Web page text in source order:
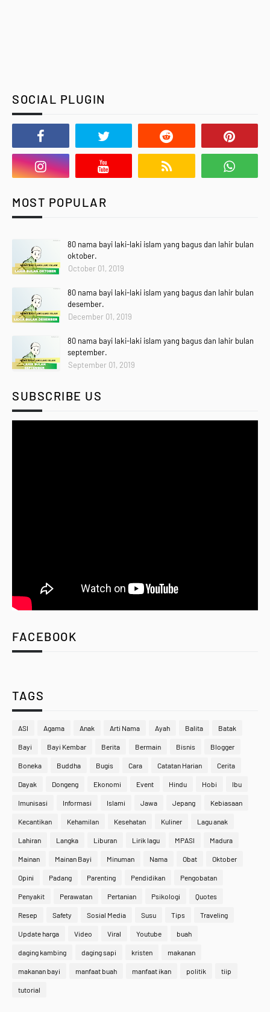
SOCIAL PLUGIN
MOST POPULAR
80 nama bayi laki-laki islam yang bagus dan lahir bulan
oktober.
October 01, 2019
80 nama bayi laki-laki islam yang bagus dan lahir bulan
desember.
December 01, 2019
80 nama bayi laki-laki islam yang bagus dan lahir bulan
september.
September 01, 2019
SUBSCRIBE US
FACEBOOK
TAGS
ASI Agama Anak Arti Nama Ayah Balita Batak
Bayi Bayi Kembar Berita Bermain Bisnis Blogger
Boneka Buddha Bugis Cara Catatan Harian Cerita
Dayak Dongeng Ekonomi Event Hindu Hobi Ibu
Imunisasi Informasi Islami Jawa Jepang Kebiasaan
Kecantikan Kehamilan Kesehatan Kuliner Lagu anak
Lahiran Langka Liburan Lirik lagu MPASI Madura
Mainan Mainan Bayi Minuman Nama Obat Oktober
Opini Padang Parenting Pendidikan Pengobatan
Penyakit Perawatan Pertanian Psikologi Quotes
Resep Safety Sosial Media Susu Tips Traveling
Update harga Video Viral Youtube buah
daging kambing daging sapi kristen makanan
makanan bayi manfaat buah manfaat ikan politik tiip
tutorial